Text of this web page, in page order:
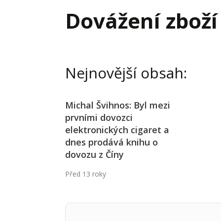
Interim management
Krizové řízení firmy
Dovážení
Nejnovější obsah:
Michal Švihnos: Byl mezi
prvními dovozci
elektronických cigaret a
dnes prodává knihu o
dovozu z Číny
Před 13 roky